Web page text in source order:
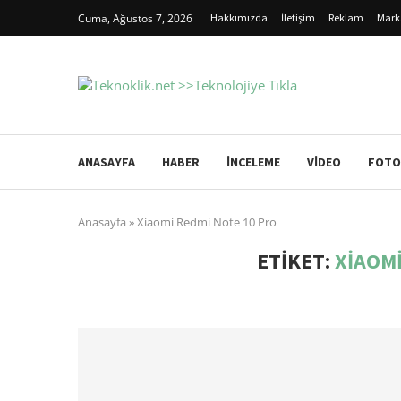
Cuma, Ağustos 7, 2026 Hakkımızda İletişim Reklam
ANASAYFA HABER İNCELEME VIDEO
Anasayfa »Xiaomi Redmi Note 10 Pro
ETIKET: